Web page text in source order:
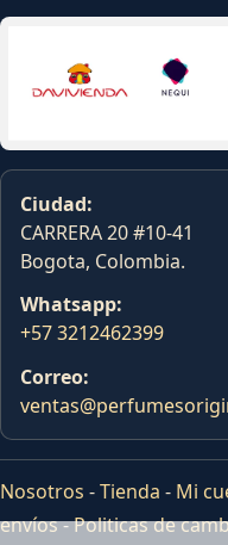
Ciudad:
CARRERA 20 #10-41
Bogota, Colombia.
Whatsapp:
+57 3212462399
Correo:
Nosotros -Tienda - Mi
envíos-Politicas de